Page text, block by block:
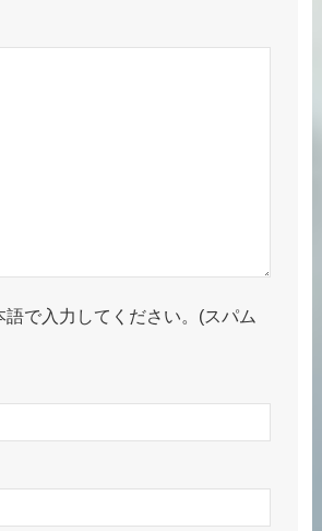
語で入力してください。(スパム